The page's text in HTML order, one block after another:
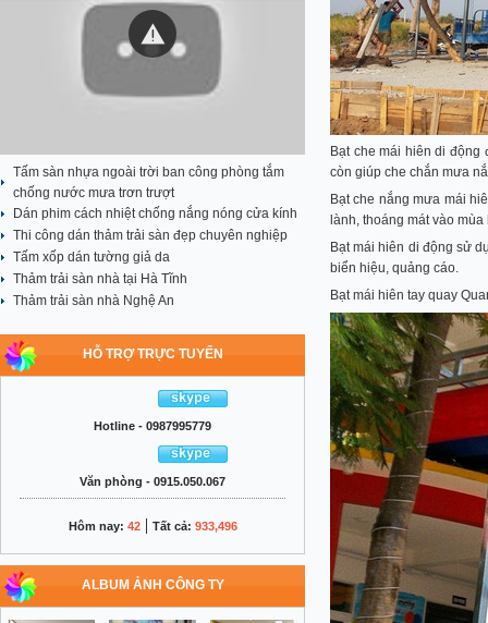
Tấm sàn nhựa ngoài trời ban công phòng tắm
chống nước mưa trơn trượt
Dán phim cách nhiệt chống nắng nóng cửa kính
Thi công dán thảm trải sàn đẹp chuyên nghiệp
Tấm xốp dán tường giả da
Thảm trải sàn nhà tại Hà Tĩnh
Thảm trải sàn nhà Nghệ An
HỖ TRỢ TRỰC TUYẾN
Hotline - 0987995779
Văn phòng - 0915.050.067
Hôm nay: 42| Tất cả: 933,496
ALBUM ẢNH CÔNG TY
Bạt che mái hiên di
còn giúp che chắn mưa
Bạt che nắng mưa mái
lành, thoáng mát vào
Bạt mái hiên di động sử
biển hiệu, quảng cáo.
Bạt mái hiên tay quay